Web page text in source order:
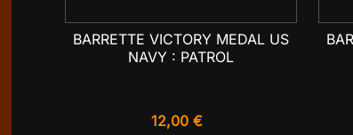
 Aperçu rapide
BARRETTE VICTORY MEDAL US
NAVY : PATROL
12,00 €